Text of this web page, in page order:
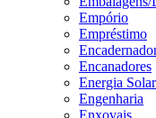
Empório
Empréstimo
Encanadores
Energia Solar
Engenharia
Enxovais